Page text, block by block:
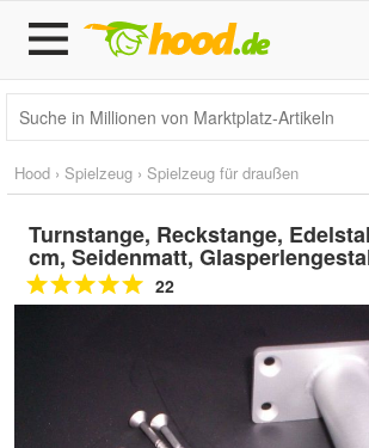
Hood › Spielzeug › Spielzeug für draußen
Turnstange, Reckstange,
cm, Seidenmatt,
22